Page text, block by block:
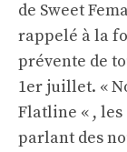
de Sweet
rappelé à la
prévente de
1er juillet. «
Flatline « , les
parlant des